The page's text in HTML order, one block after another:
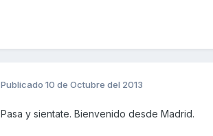
Publicado 10 de Octubre del 2013
Pasa y sientate. Bienvenido desde Madrid.